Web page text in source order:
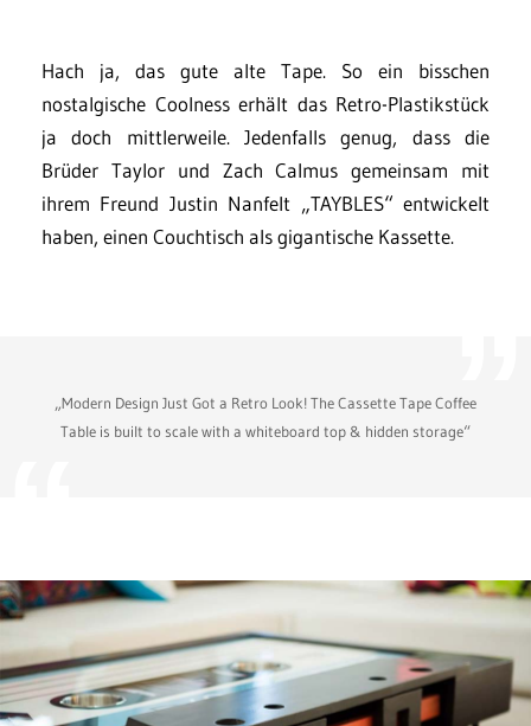
Hach ja, das gute alte Tape. So ein bisschen
nostalgische Coolness erhält das Retro-Plastikstück
ja doch mittlerweile. Jedenfalls genug, dass die
Brüder Taylor und Zach Calmus gemeinsam mit
ihrem Freund Justin Nanfelt „TAYBLES“ entwickelt
haben, einen Couchtisch als gigantische Kassette.
„Modern Design Just Got a Retro Look! The Cassette Tape Coffee
Table is built to scale with a whiteboard top & hidden storage“